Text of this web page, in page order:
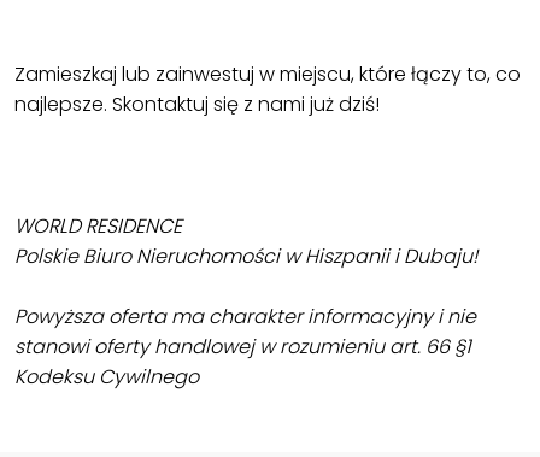
Zamieszkaj lub zainwestuj w miejscu, które łączy to, co
najlepsze. Skontaktuj się z nami już dziś!
WORLD RESIDENCE
Polskie Biuro Nieruchomości w Hiszpanii i Dubaju!
Powyższa oferta ma charakter informacyjny i nie
stanowi oferty handlowej w rozumieniu art. 66 §1
Kodeksu Cywilnego